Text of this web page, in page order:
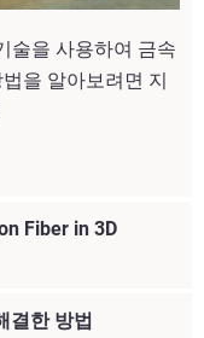
술을 사용하여 금속
을 알아보려면 지
Fiber in 3D
결한 방법